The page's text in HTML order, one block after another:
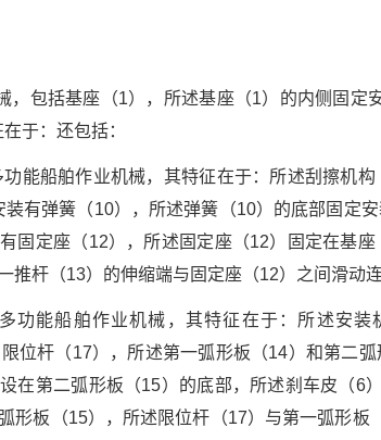
，包括基座（1），所述基座（1）的内侧固定
于：还包括：
能船舶作业机械，其特征在于：所述刮擦机
有弹簧（10），所述弹簧（10）的底部固定
固定座（12），所述固定座（12）固定在基
推杆（13）的伸缩端与固定座（12）之间滑动连
功能船舶作业机械，其特征在于：所述安
限位杆（17），所述第一弧形板（14）和第二
在第二弧形板（15）的底部，所述刹车皮（6
形板（15），所述限位杆（17）与第一弧形